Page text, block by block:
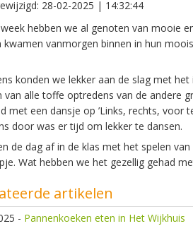
28-02-2025 | 14:32:44
hebben we al genoten van mooie
kwamen vanmorgen binnen in hun
konden we lekker aan de slag met
van alle toffe optredens van de andere
met een dansje op ’Links, rechts, voor
door was er tijd om lekker te dansen.
de dag af in de klas met het spelen
Wat hebben we het gezellig gehad
artikelen
- Pannenkoeken eten in Het Wijkhuis